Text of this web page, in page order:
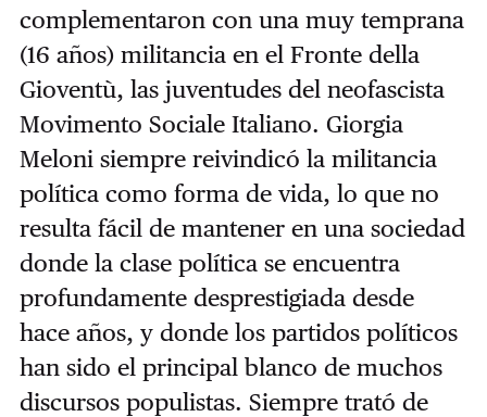
complementaron con una muy temprana
(16 años) militancia en el Fronte della
Gioventù, las juventudes del neofascista
Movimento Sociale Italiano. Giorgia
Meloni siempre reivindicó la militancia
política como forma de vida, lo que no
resulta fácil de mantener en una sociedad
donde la clase política se encuentra
profundamente desprestigiada desde
hace años, y donde los partidos políticos
han sido el principal blanco de muchos
discursos populistas. Siempre trató de